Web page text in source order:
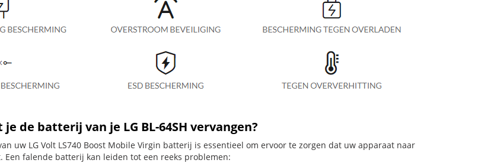
de batterij van je LG BL-64SH vervangen?
uw LG Volt LS740 Boost Mobile Virgin batterij is essentieel om ervoor te zorgen dat uw apparaat naar
Een falende batterij kan leiden tot een reeks problemen: